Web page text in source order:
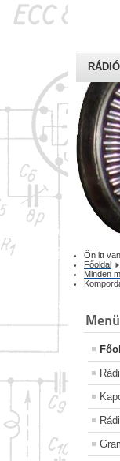
Ön itt
Főoldal
Minden
Menü